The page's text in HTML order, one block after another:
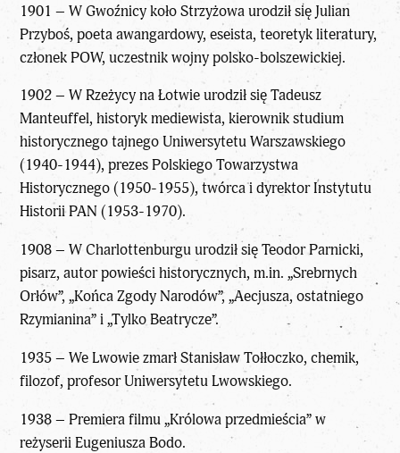
1901 – W Gwoźnicy koło Strzyżowa urodził się Julian
Przyboś, poeta awangardowy, eseista, teoretyk literatury,
członek POW, uczestnik wojny polsko-bolszewickiej.
1902 – W Rzeżycy na Łotwie urodził się Tadeusz
Manteuffel, historyk mediewista, kierownik studium
historycznego tajnego Uniwersytetu Warszawskiego
(1940-1944), prezes Polskiego Towarzystwa
Historycznego (1950-1955), twórca i dyrektor Instytutu
Historii PAN (1953-1970).
1908 – W Charlottenburgu urodził się Teodor Parnicki,
pisarz, autor powieści historycznych, m.in. „Srebrnych
Orłów”, „Końca Zgody Narodów”, „Aecjusza, ostatniego
Rzymianina” i „Tylko Beatrycze”.
1935 – We Lwowie zmarł Stanisław Tołłoczko, chemik,
filozof, profesor Uniwersytetu Lwowskiego.
1938 – Premiera filmu „Królowa przedmieścia” w
reżyserii Eugeniusza Bodo.